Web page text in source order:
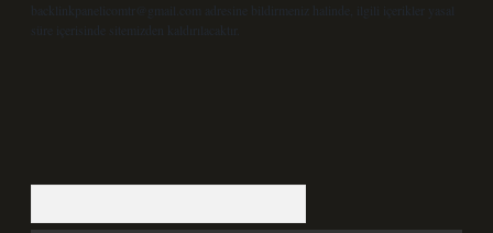
backlinkpanelicomtr@gmail.com
adresine bildirmeniz halinde, ilgili içerikler yasal
süre içerisinde sitemizden kaldırılacaktır.